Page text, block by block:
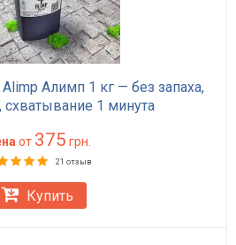
Алимп 1 кг — без запаха,
1 минута
от 375 грн.
21 отзыв
Купить